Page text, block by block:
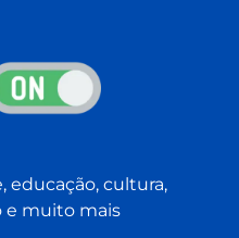
educação, cultura,
muito mais